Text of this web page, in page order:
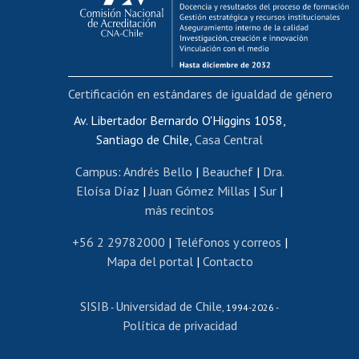
Funcionarias/os
Cursos internos de capacitación
Bienestar del personal
Portal de movilidad interna
Certificado de renta
Certificado de renta honorarios
Editar páginas blancas
Extranjeras/os
Revalidación y reconocimiento de títulos
Postulación al Programa de Movilidad Estudiantil
Cursos de español
Av. Libertador Bernardo O'Higgins 1058,
Santiago de Chile, Casa Central
Campus: Andrés Bello | Beauchef| Dra.
Eloísa Díaz |Juan Gómez Millas | Sur |
más recintos
+56 2 29782000 | Teléfonos y correos |
Mapa del portal| Contacto
SISIB - Universidad de Chile, 1994-2026 -
Política de privacidad
Certificación en estándares de igualdad de género